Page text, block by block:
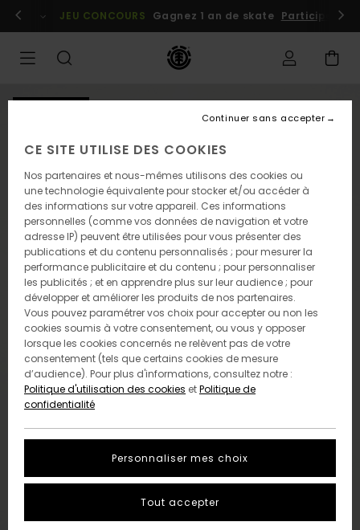
l'information
Se connecter / s'inscrire
JEU CONCOURS Gagnez 1 an de skate Participez
CE SITE UTILISE DES COOKIES
Nos partenaires et nous-mêmes utilisons des cookies ou
une technologie équivalente pour stocker et/ou accéder à
des informations sur votre appareil. Ces informations
personnelles (comme vos données de navigation et votre
adresse IP) peuvent être utilisées pour vous présenter des
publications et du contenu personnalisés ; pour mesurer la
performance publicitaire et du contenu ; pour personnaliser
les publicités ; et en apprendre plus sur leur audience ; pour
développer et améliorer les produits de nos partenaires.
Vous pouvez paramétrer vos choix pour accepter ou non les
cookies soumis à votre consentement, ou vous y opposer
lorsque les cookies concernés ne relèvent pas de votre
consentement (tels que certains cookies de mesure
d’audience). Pour plus d'informations, consultez notre :
Politique d'utilisation des cookies etPolitique de
confidentialité
Personnaliser mes choix
Continuer sans accepter
Tout accepter